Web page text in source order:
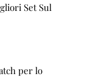
Set Sul
per lo